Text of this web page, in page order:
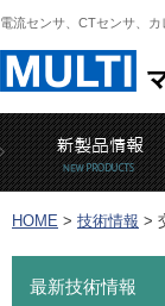
電流センサ、CTセンサ、
HOME > 技術情報 >
最新技術情報